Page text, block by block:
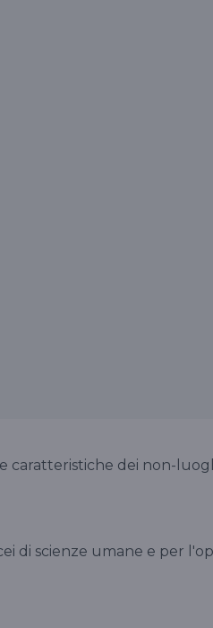
caratteristiche dei non-
di scienze umane e per